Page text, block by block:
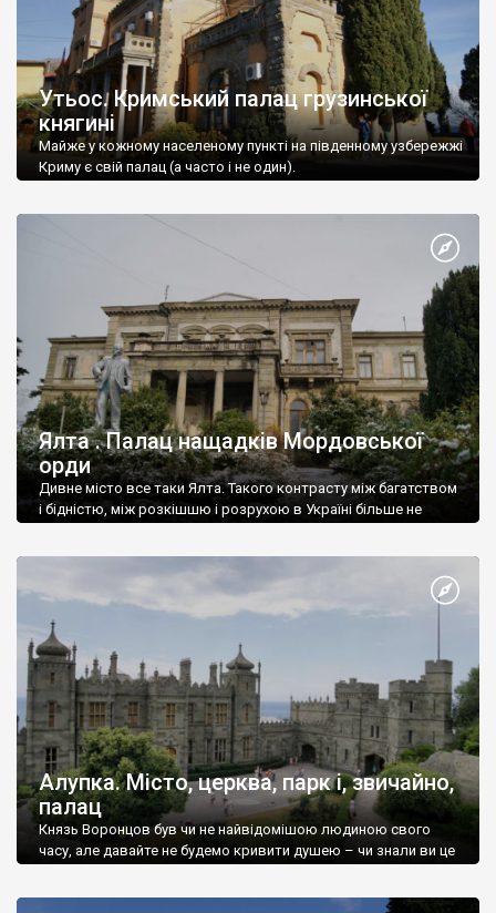
Утьос. Кримський палац грузинської
княгині
Майже у кожному населеному пункті на південному узбережжі
Криму є свій палац (а часто і не один).
Ялта . Палац нащадків Мордовської
орди
Дивне місто все таки Ялта. Такого контрасту між багатством
і бідністю, між розкішшю і розрухою в Україні більше не
Алупка. Місто, церква, парк і, звичайно,
палац
Князь Воронцов був чи не найвідомішою людиною свого
часу, але давайте не будемо кривити душею – чи знали ви це